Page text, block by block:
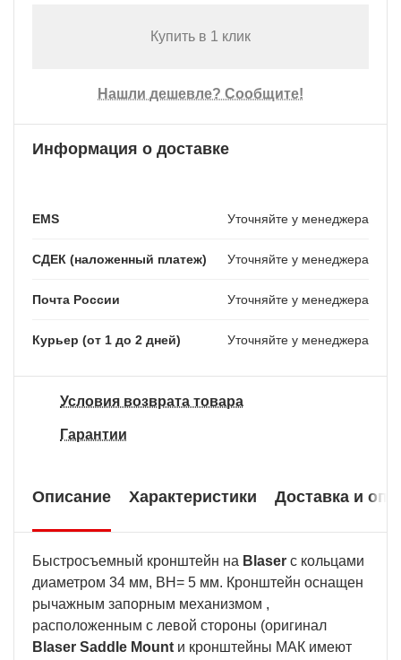
Купить в 1 клик
Нашли дешевле? Сообщите!
Информация о доставке
EMS Уточняйте у менеджера
СДЕК (наложенный платеж) Уточняйте у менеджера
Почта России Уточняйте у менеджера
Курьер (от 1 до 2 дней) Уточняйте у менеджера
Условия возврата товара
Гарантии
Описание Характеристики Доставка и
Быстросъемный кронштейн на Blaser с кольцами
диаметром 34 мм, BH= 5 мм. Кронштейн оснащен
рычажным запорным механизмом ,
расположенным с левой стороны (оригинал
Blaser Saddle Mount и кронштейны МАК имеют